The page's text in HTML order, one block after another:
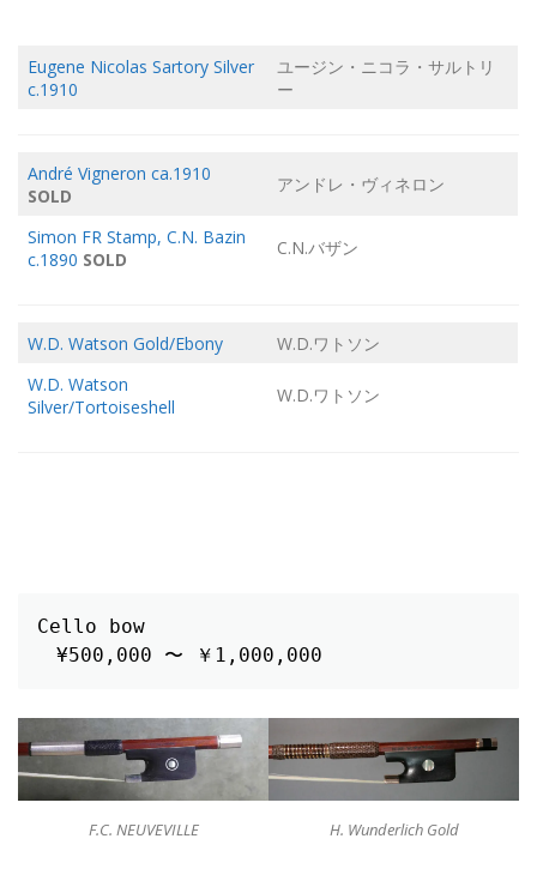
Eugene Nicolas Sartory Silver
c.1910
ユージン・ニコラ・サルトリ
ー
André Vigneron ca.1910
SOLD
アンドレ・ヴィネロン
Simon FR Stamp, C.N. Bazin
c.1890 SOLD
C.N.バザン
W.D. Watson Gold/Ebony
W.D.ワトソン
W.D. Watson
Silver/Tortoiseshell
W.D.ワトソン
Cello bow
¥500,000 〜 ￥1,000,000
F.C. NEUVEVILLE H. Wunderlich Gold